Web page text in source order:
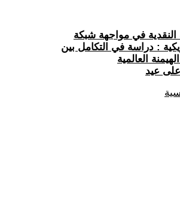
النقدية في مواجهة شبكة
: دراسة في التكامل بين
العالمية
عيد